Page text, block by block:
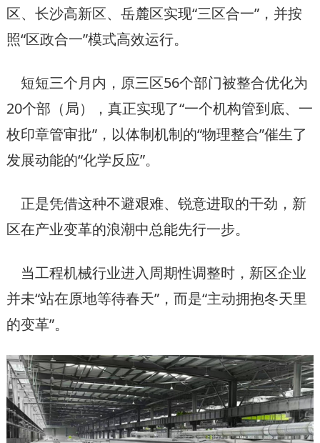
区、长沙高新区、岳麓区实现“三区合一”，并按
照“区政合一”模式高效运行。
短短三个月内，原三区56个部门被整合优化为
20个部（局），真正实现了“一个机构管到底、一
枚印章管审批”，以体制机制的“物理整合”催生了
发展动能的“化学反应”。
正是凭借这种不避艰难、锐意进取的干劲，新
区在产业变革的浪潮中总能先行一步。
当工程机械行业进入周期性调整时，新区企业
并未“站在原地等待春天”，而是“主动拥抱冬天里
的变革”。